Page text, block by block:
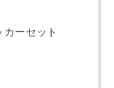
ーセット